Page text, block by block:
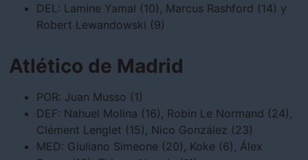
DEL: Lamine Yamal (10), Marcus Rashford (14) y
Robert Lewandowski (9)
Atlético de Madrid
POR: Juan Musso (1)
DEF: Nahuel Molina (16), Robin Le Normand (24),
Clément Lenglet (15), Nico González (23)
MED: Giuliano Simeone (20), Koke (6), Álex